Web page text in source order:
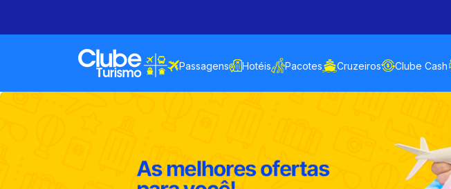
Passagens Hotéis Pacotes Cruzeiros Clube Cash